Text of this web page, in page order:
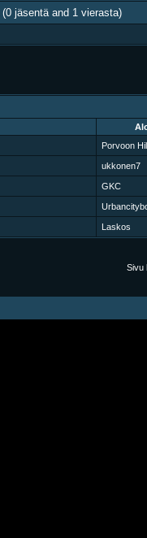
(0 jäsentä and 1 vierasta)
Porvoon
ukkonen7
GKC
Laskos
Sivu